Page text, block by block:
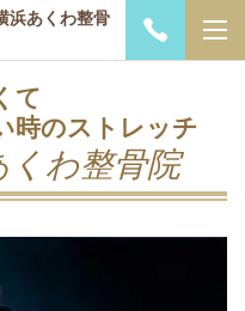
浜あくわ整骨
て
時のストレッチ
くわ整骨院